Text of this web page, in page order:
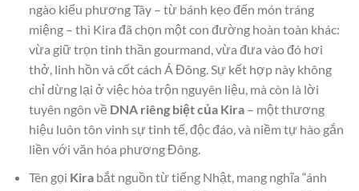
ngào kiểu phương Tây – từ bánh kẹo đến món tráng
miệng – thì Kira đã chọn một con đường hoàn toàn khác:
vừa giữ trọn tinh thần gourmand, vừa đưa vào đó hơi
thở, linh hồn và cốt cách Á Đông. Sự kết hợp này không
chỉ dừng lại ở việc hòa trộn nguyên liệu, mà còn là lời
tuyên ngôn về DNA riêng biệt của Kira– một thương
hiệu luôn tôn vinh sự tinh tế, độc đáo, và niềm tự hào gắn
liền với văn hóa phương Đông.
Tên gọi Kirabắt nguồn từ tiếng Nhật, mang nghĩa “ánh